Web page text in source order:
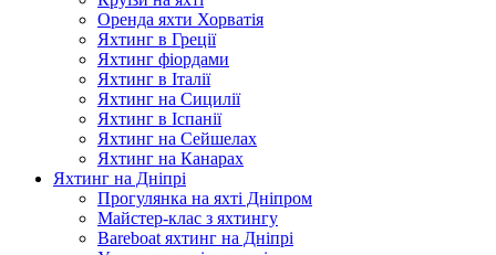
Оренда яхти Хорватія
Яхтинг в Греції
Яхтинг фіордами
Яхтинг в Італії
Яхтинг на Сицилії
Яхтинг в Іспанії
Яхтинг на Сейшелах
Яхтинг на Канарах
Яхтинг на Дніпрі
Прогулянка на яхті Дніпром
Майстер-клас з яхтингу
Bareboat яхтинг на Дніпрі